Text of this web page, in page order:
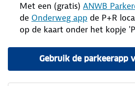
Met een (gratis) ANWB
de Onderweg app de P+R
op de kaart onder het kopje
Gebruik de parkeerapp